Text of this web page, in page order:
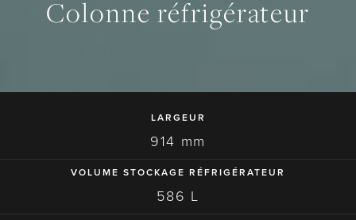
Colonne réfrigérateur
LARGEUR
914 mm
VOLUME STOCKAGE RÉFRIGÉRATEUR
586 L